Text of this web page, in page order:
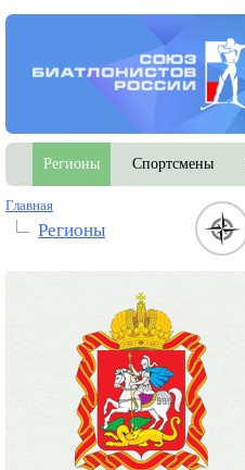
Регионы Спортсмены
Главная
Регионы